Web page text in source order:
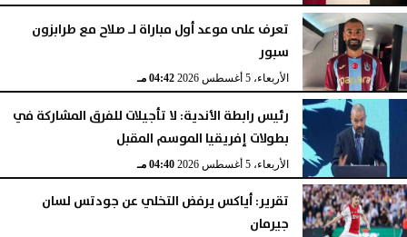
تعرف على موعد أول مباراة لـ صلاح مع طرابزون
سبور
الأربعاء، 5 أغسطس 2026 04:42 مـ
رئيس رابطة الأندية: لا تأجيلات للفرق المشاركة في
بطولات إفريقيا الموسم المقبل
الأربعاء، 5 أغسطس 2026 04:40 مـ
تقرير: أياكس يرفض التخلي عن جودتس لسان
جيرمان